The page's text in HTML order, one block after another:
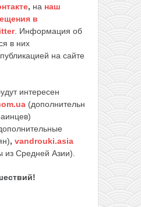
, на наш
в
. Информация об
в них
на сайте
интересен
(дополнительн
, vandrouki.asia
из Средней Азии).